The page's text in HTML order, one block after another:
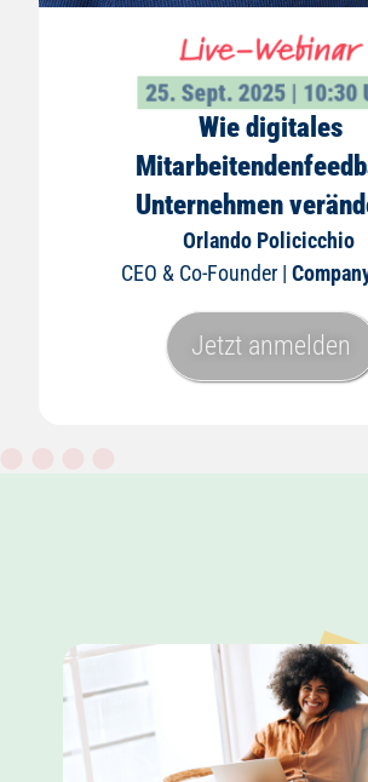
25. Sept. 2025 | 10:30
Wie digitales
Unternehmen
Orlando Policicchio
CEO & Co-Founder |
Jetzt anmelden